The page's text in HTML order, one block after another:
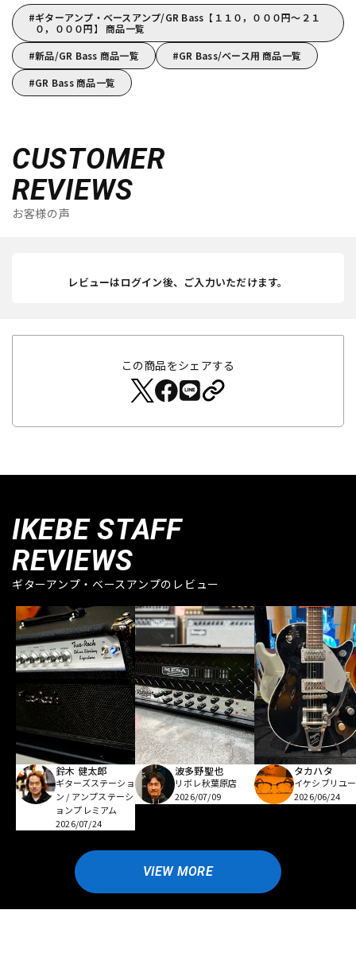
ギターアンプ・ベースアンプ/GR Bass【１１０，０００円～２１
０，０００円】 商品一覧
新品/GR Bass 商品一覧
GR Bass/ベース用 商品一覧
GR Bass 商品一覧
CUSTOMER
REVIEWS
お客様の声
レビューはログイン後、ご入力いただけます。
この商品をシェアする
IKEBE STAFF
REVIEWS
ギターアンプ・ベースアンプのレビュー
鈴木 健太郎
ギターズステーショ
ン / アンプステーシ
ョンプレミアム
2026/07/24
波多野聖也
リボレ秋葉原店
2026/07/09
タカハタ
イケシブリユ
2026/06/24
VIEW MORE